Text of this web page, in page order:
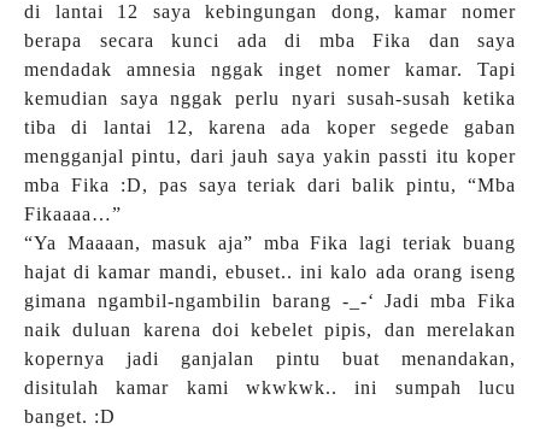
di lantai 12 saya kebingungan dong, kamar nomer
berapa secara kunci ada di mba Fika dan saya
mendadak amnesia nggak inget nomer kamar. Tapi
kemudian saya nggak perlu nyari susah-susah ketika
tiba di lantai 12, karena ada koper segede gaban
mengganjal pintu, dari jauh saya yakin passti itu koper
mba Fika :D, pas saya teriak dari balik pintu, “Mba
Fikaaaa…”
“Ya Maaaan, masuk aja” mba Fika lagi teriak buang
hajat di kamar mandi, ebuset.. ini kalo ada orang iseng
gimana ngambil-ngambilin barang -_-‘ Jadi mba Fika
naik duluan karena doi kebelet pipis, dan merelakan
kopernya jadi ganjalan pintu buat menandakan,
disitulah kamar kami wkwkwk.. ini sumpah lucu
banget. :D